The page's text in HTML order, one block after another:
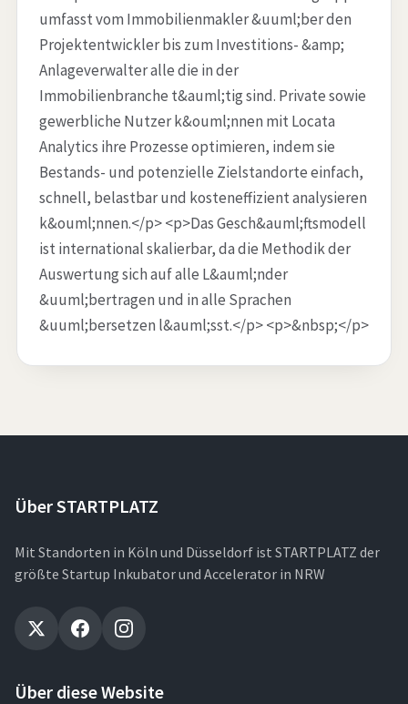
umfasst vom Immobilienmakler &uuml;ber den
Projektentwickler bis zum Investitions- &amp;
Anlageverwalter alle die in der
Immobilienbranche t&auml;tig sind. Private sowie
gewerbliche Nutzer k&ouml;nnen mit Locata
Analytics ihre Prozesse optimieren, indem sie
Bestands- und potenzielle Zielstandorte einfach,
schnell, belastbar und kosteneffizient analysieren
k&ouml;nnen.</p> <p>Das Gesch&auml;ftsmodell
ist international skalierbar, da die Methodik der
Auswertung sich auf alle L&auml;nder
&uuml;bertragen und in alle Sprachen
&uuml;bersetzen l&auml;sst.</p> <p>&nbsp;</p>
Über STARTPLATZ
Mit Standorten in Köln und Düsseldorf ist STARTPLATZ der
größte Startup Inkubator und Accelerator in NRW
Über diese Website